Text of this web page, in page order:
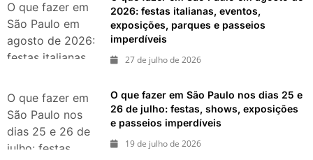
de 2026
O que fazer em
São Paulo em
agosto de 2026:
festas italianas,
exposições,
parques e
passeios
imperdíveis
2026: festas italianas, eventos,
exposições, parques e passeios
imperdíveis
27 de julho de 2026
O que fazer em
São Paulo nos
dias 25 e 26 de
julho: festas,
O que fazer em São Paulo nos dias 25 e
26 de julho: festas, shows, exposições
e passeios imperdíveis
19 de julho de 2026